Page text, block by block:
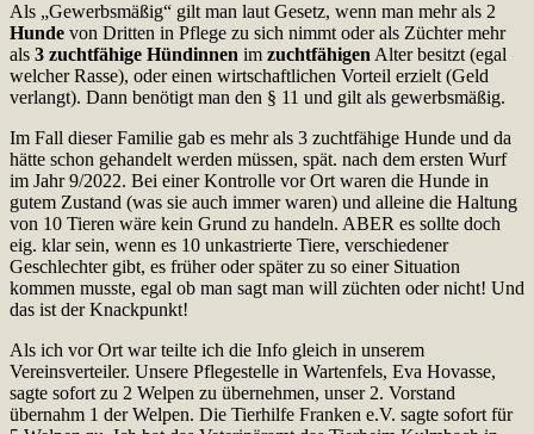
Als „Gewerbsmäßig“ gilt man laut Gesetz, wenn man mehr als 2
Hunde von Dritten in Pflege zu sich nimmt oder als Züchter mehr
als 3 zuchtfähige Hündinnen im zuchtfähigenAlter besitzt (egal
welcher Rasse), oder einen wirtschaftlichen Vorteil erzielt (Geld
verlangt). Dann benötigt man den § 11 und gilt als gewerbsmäßig.
Im Fall dieser Familie gab es mehr als 3 zuchtfähige Hunde und da
hätte schon gehandelt werden müssen, spät. nach dem ersten Wurf
im Jahr 9/2022. Bei einer Kontrolle vor Ort waren die Hunde in
gutem Zustand (was sie auch immer waren) und alleine die Haltung
von 10 Tieren wäre kein Grund zu handeln. ABER es sollte doch
eig. klar sein, wenn es 10 unkastrierte Tiere, verschiedener
Geschlechter gibt, es früher oder später zu so einer Situation
kommen musste, egal ob man sagt man will züchten oder nicht! Und
das ist der Knackpunkt!
Als ich vor Ort war teilte ich die Info gleich in unserem
Vereinsverteiler. Unsere Pflegestelle in Wartenfels, Eva Hovasse,
sagte sofort zu 2 Welpen zu übernehmen, unser 2. Vorstand
übernahm 1 der Welpen. Die Tierhilfe Franken e.V. sagte sofort für